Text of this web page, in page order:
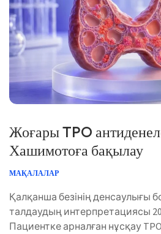
Жоғары TPO
Хашимотоға бақылау
МАҚАЛАЛАР
Қалқанша безінің денсаулығы
талдаудың интерпретациясы
Пациентке арналған нұсқау